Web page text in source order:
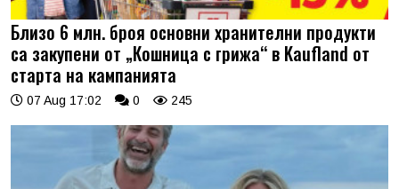
Близо 6 млн. броя основни хранителни продукти
са закупени от „Кошница с грижа“ в Kaufland от
старта на кампанията
07 Aug 17:02 0 245